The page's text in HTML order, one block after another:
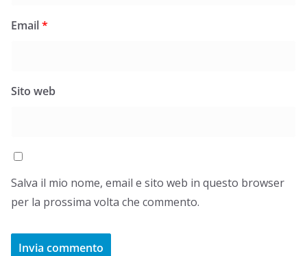
Email*
Sito web
Salva il mio nome, email e sito web in questo browser
per la prossima volta che commento.